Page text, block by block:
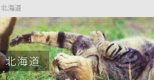
北海道
北海道